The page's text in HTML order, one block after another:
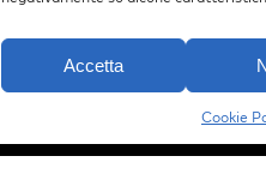
Accetta
Cookie